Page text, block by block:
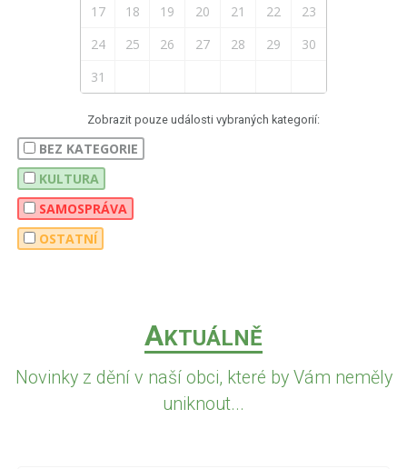
17
18 19 20 21 22
23
24
25 26 27 28 29
30
31
Zobrazit pouze události vybraných kategorií:
BEZ KATEGORIE
KULTURA
SAMOSPRÁVA
OSTATNÍ
AKTUÁLNĚ
Novinky z dění v naší obci, které by Vám neměly
uniknout...